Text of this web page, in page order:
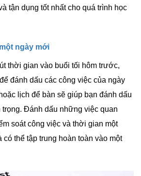
tận dụng tốt nhất cho quá trình học
ngày mới
thời gian vào buổi tối hôm trước,
đánh dấu các công việc của ngày
lịch để bàn sẽ giúp bạn đánh dấu
Đánh dấu những việc quan
soát công việc và thời gian một
có thể tập trung hoàn toàn vào một